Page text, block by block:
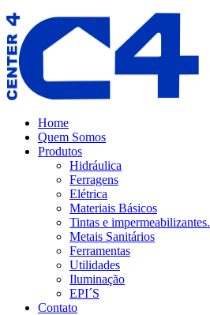
Home
Quem Somos
Produtos
Hidráulica
Ferragens
Elétrica
Materiais Básicos
Tintas e impermeabilizantes.
Metais Sanitários
Ferramentas
Utilidades
Iluminação
EPI´S
Contato